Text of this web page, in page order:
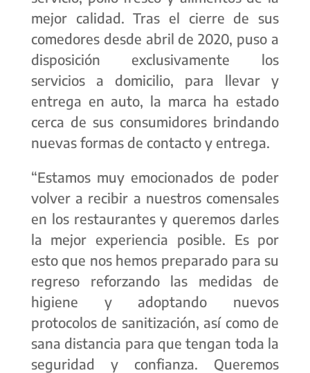
mejor calidad. Tras el cierre de sus
comedores desde abril de 2020, puso a
disposición exclusivamente los
servicios a domicilio, para llevar y
entrega en auto, la marca ha estado
cerca de sus consumidores brindando
nuevas formas de contacto y entrega.
“Estamos muy emocionados de poder
volver a recibir a nuestros comensales
en los restaurantes y queremos darles
la mejor experiencia posible. Es por
esto que nos hemos preparado para su
regreso reforzando las medidas de
higiene y adoptando nuevos
protocolos de sanitización, así como de
sana distancia para que tengan toda la
seguridad y confianza. Queremos